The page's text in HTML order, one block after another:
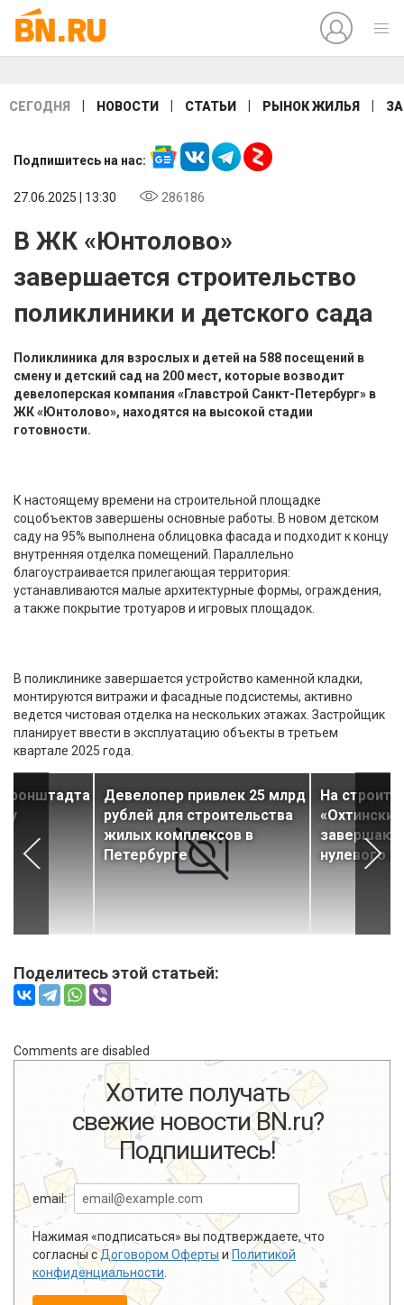
СЕГОДНЯ НОВОСТИ СТАТЬИ РЫНОК ЖИЛЬЯ
Подпишитесь на нас:
27.06.2025 | 13:30 286186
В ЖК «Юнтолово»
завершается строительство
поликлиники и детского сада
Поликлиника для взрослых и детей на 588 посещений в
смену и детский сад на 200 мест, которые возводит
девелоперская компания «Главстрой Санкт-Петербург» в
ЖК «Юнтолово», находятся на высокой стадии
готовности.
К настоящему времени на строительной площадке
соцобъектов завершены основные работы. В новом детском
саду на 95% выполнена облицовка фасада и подходит к концу
внутренняя отделка помещений. Параллельно
благоустраивается прилегающая территория:
устанавливаются малые архитектурные формы, ограждения,
а также покрытие тротуаров и игровых площадок.
В поликлинике завершается устройство каменной кладки,
монтируются витражи и фасадные подсистемы, активно
ведется чистовая отделка на нескольких этажах. Застройщик
планирует ввести в эксплуатацию объекты в третьем
квартале 2025 года.
Девелопер привлек 25 млрд
рублей для строительства
жилых комплексов в
Петербурге
На
нулевого
Поделитесь этой статьей:
Comments are disabled
Хотите получать
свежие новости BN.ru?
Подпишитесь!
email:
Нажимая «подписаться» вы подтверждаете, что
согласны сДоговором Оферты и Политикой
конфиденциальности